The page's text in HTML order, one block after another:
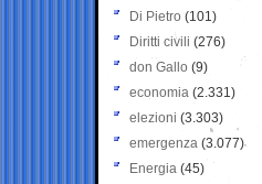
Di Pietro (101)
Diritti civili (276)
don Gallo (9)
economia (2.331)
elezioni (3.303)
emergenza (3.077)
Energia (45)